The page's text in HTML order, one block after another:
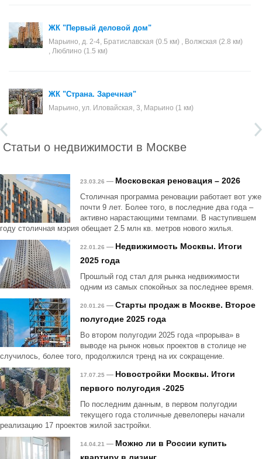
ЖК "Первый деловой дом"
Марьино, д. 2-4, Братиславская (0.5 км) , Волжская (2.8 км)
, Люблино (1.5 км)
ЖК "Страна. Заречная"
Марьино, ул. Иловайская, 3, Марьино (1 км)
Статьи о недвижимости в Москве
23.03.26 — Московская реновация – 2026
Столичная программа реновации работает вот уже
почти 9 лет. Более того, в последние два года –
активно нарастающими темпами. В наступившем
году столичная мэрия обещает 2.5 млн кв. метров нового жилья.
22.01.26 — Недвижимость Москвы. Итоги
2025 года
Прошлый год стал для рынка недвижимости
одним из самых спокойных за последнее время.
20.01.26 — Старты продаж в Москве. Второе
полугодие 2025 года
Во втором полугодии 2025 года «прорыва» в
выводе на рынок новых проектов в столице не
случилось, более того, продолжился тренд на их сокращение.
17.07.25 — Новостройки Москвы. Итоги
первого полугодия -2025
По последним данным, в первом полугодии
текущего года столичные девелоперы начали
реализацию 17 проектов жилой застройки.
14.04.21 — Можно ли в России купить